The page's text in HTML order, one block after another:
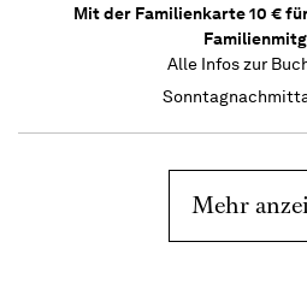
Mit der Familienkarte 10 €
Alle Infos zur
Mehr